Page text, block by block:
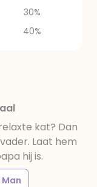
30%
40%
kat? Dan
Laat hem
hij is.
Man